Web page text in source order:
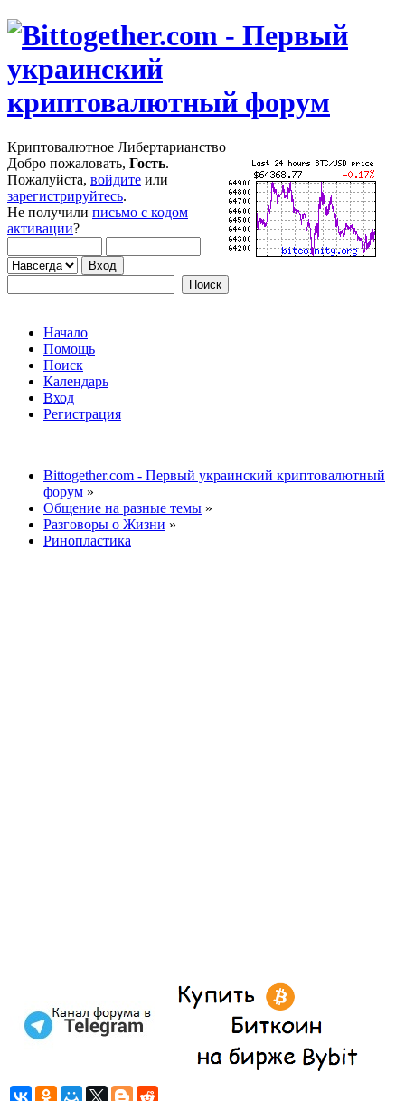
Криптовалютное Либертарианство
Добро пожаловать, Гость.
Пожалуйста, войдите или
зарегистрируйтесь.
Не получили письмо с кодом
активации?
Начало
Помощь
Поиск
Календарь
Вход
Регистрация
Bittogether.com - Первый украинский криптовалютный
форум »
Общение на разные темы »
Разговоры о Жизни »
Ринопластика